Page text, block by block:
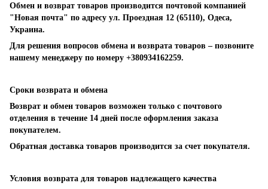
Обмен и возврат товаров производится почтовой компанией
"Новая почта" по адресу ул. Проездная 12 (65110), Одеса,
Украина.
Для решения вопросов обмена и возврата товаров – позвоните
нашему менеджеру по номеру +380934162259.
Сроки возврата и обмена
Возврат и обмен товаров возможен только с почтового
отделения в течение 14 дней после оформления заказа
покупателем.
Обратная доставка товаров производится за счет покупателя.
Условия возврата для товаров надлежащего качества